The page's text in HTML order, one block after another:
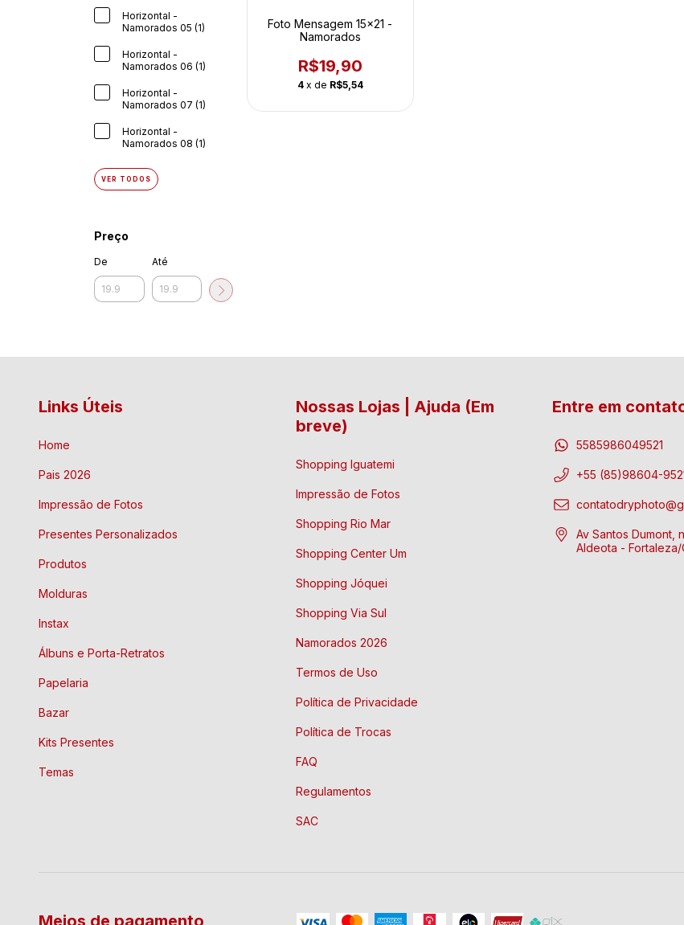
Horizontal -
Namorados 05 (1)
Horizontal -
Namorados 06 (1)
Horizontal -
Namorados 07 (1)
Horizontal -
Namorados 08 (1)
VER TODOS
Preço
De Até
Foto Mensagem 15x21 -
Namorados
R$19,90
4 x de R$5,54
Links Úteis
Home
Pais 2026
Impressão de Fotos
Presentes Personalizados
Produtos
Molduras
Instax
Álbuns e Porta-Retratos
Papelaria
Bazar
Kits Presentes
Temas
Nossas Lojas | Ajuda (Em
breve)
Shopping Iguatemi
Impressão de Fotos
Shopping Rio Mar
Shopping Center Um
Shopping Jóquei
Shopping Via Sul
Namorados 2026
Termos de Uso
Política de Privacidade
Política de Trocas
FAQ
Regulamentos
SAC
Entre em
5585986049521
+55 (85)98604-
Av Santos Dumont,
Aldeota - Fortaleza/
Meios de pagamento